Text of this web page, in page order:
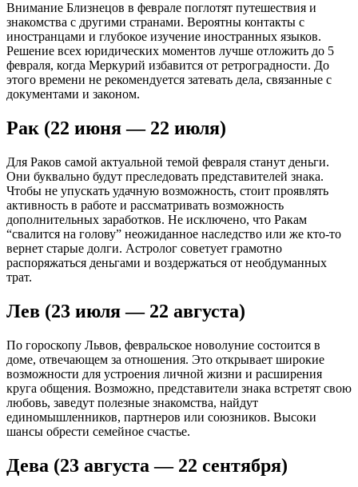
Внимание Близнецов в феврале поглотят путешествия и
знакомства с другими странами. Вероятны контакты с
иностранцами и глубокое изучение иностранных языков.
Решение всех юридических моментов лучше отложить до 5
февраля, когда Меркурий избавится от ретроградности. До
этого времени не рекомендуется затевать дела, связанные с
документами и законом.
Рак (22 июня — 22 июля)
Для Раков самой актуальной темой февраля станут деньги.
Они буквально будут преследовать представителей знака.
Чтобы не упускать удачную возможность, стоит проявлять
активность в работе и рассматривать возможность
дополнительных заработков. Не исключено, что Ракам
“свалится на голову” неожиданное наследство или же кто-то
вернет старые долги. Астролог советует грамотно
распоряжаться деньгами и воздержаться от необдуманных
трат.
Лев (23 июля — 22 августа)
По гороскопу Львов, февральское новолуние состоится в
доме, отвечающем за отношения. Это открывает широкие
возможности для устроения личной жизни и расширения
круга общения. Возможно, представители знака встретят свою
любовь, заведут полезные знакомства, найдут
единомышленников, партнеров или союзников. Высоки
шансы обрести семейное счастье.
Дева (23 августа — 22 сентября)